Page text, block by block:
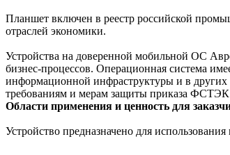
Планшет включен в реестр российской
отраслей экономики.
Устройства на доверенной мобильной ОС
бизнес-процессов. Операционная система
информационной инфраструктуры и в
требованиям и мерам защиты приказа
Области применения и ценность для
Устройство предназначено для